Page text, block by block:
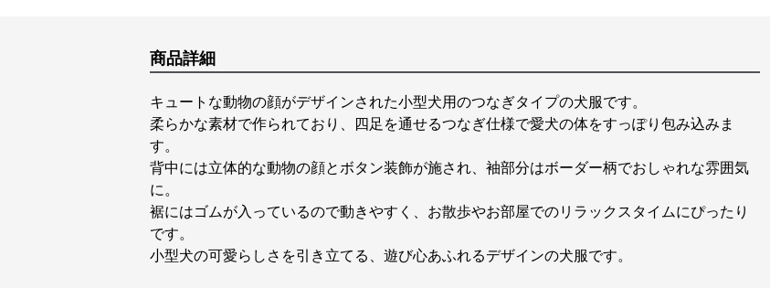
商品詳細
キュートな動物の顔がデザインされた小型犬用のつなぎタイプの犬服です。
柔らかな素材で作られており、四足を通せるつなぎ仕様で愛犬の体をすっぽり包み込みま
す。
背中には立体的な動物の顔とボタン装飾が施され、袖部分はボーダー柄でおしゃれな雰囲気
に。
裾にはゴムが入っているので動きやすく、お散歩やお部屋でのリラックスタイムにぴったり
です。
小型犬の可愛らしさを引き立てる、遊び心あふれるデザインの犬服です。